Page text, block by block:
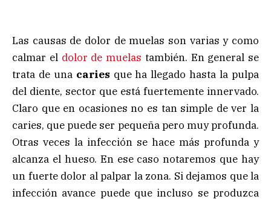
Las causas de dolor de muelas son varias y como
calmar el dolor de muelas también. En general se
trata de unacaries que ha llegado hasta la pulpa
del diente, sector que está fuertemente innervado.
Claro que en ocasiones no es tan simple de ver la
caries, que puede ser pequeña pero muy profunda.
Otras veces la infección se hace más profunda y
alcanza el hueso. En ese caso notaremos que hay
un fuerte dolor al palpar la zona. Si dejamos que la
infección avance puede que incluso se produzca